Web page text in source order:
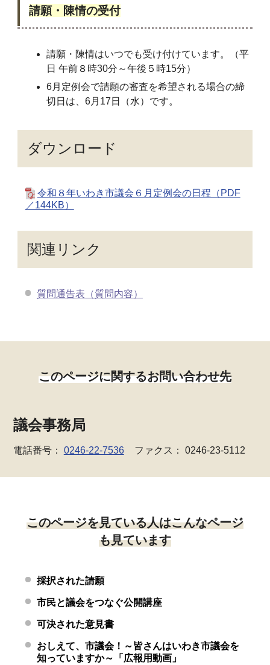
請願・陳情の受付
請願・陳情はいつでも受け付けています。（平
日 午前８時30分～午後５時15分）
6月定例会で請願の審査を希望される場合の締
切日は、6月17日（水）です。
ダウンロード
令和８年いわき市議会６月定例会の日程（PDF
／144KB）
関連リンク
質問通告表（質問内容）
このページに関するお問い合わせ先
議会事務局
電話番号： 0246-22-7536 ファクス： 0246-23-5112
このページを見ている人はこんなページ
も見ています
採択された請願
市民と議会をつなぐ公開講座
可決された意見書
おしえて、市議会！～皆さんはいわき市議会を
知っていますか～「広報用動画」